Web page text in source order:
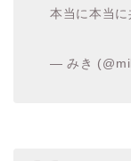
本当に本当に
— みき